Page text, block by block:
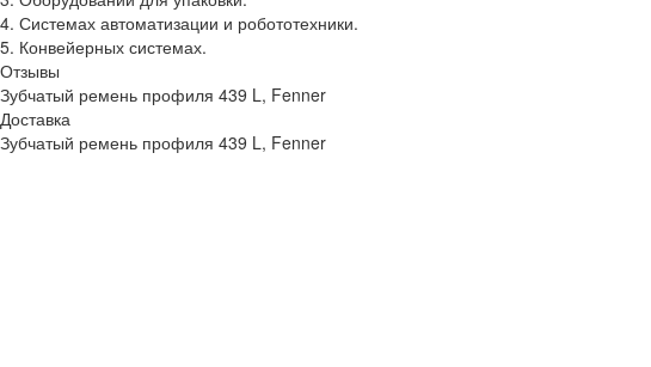
4. Системах автоматизации и робототехники.
5. Конвейерных системах.
Отзывы
Зубчатый ремень профиля 439 L, Fenner
Доставка
Зубчатый ремень профиля 439 L, Fenner